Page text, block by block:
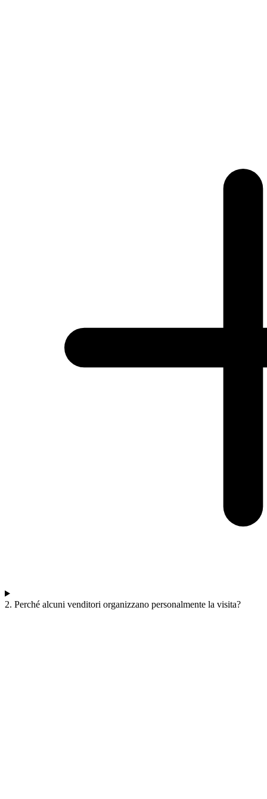
2. Perché alcuni venditori organizzano personalmente la visita?